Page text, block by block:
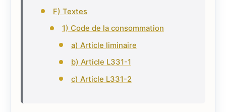
F) Textes
1) Code de la consommation
a) Article liminaire
b) Article L331-1
c) Article L331-2